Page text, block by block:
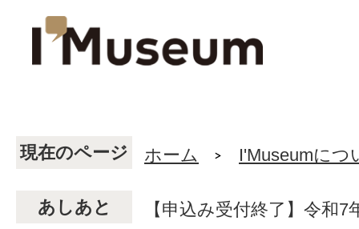
現在のページ ホーム I'Museumにつ
あしあと 【申込み受付終了】令和